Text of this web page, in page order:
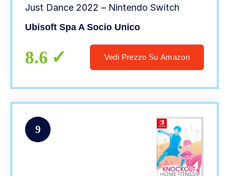
Just Dance 2022 – Nintendo Switch
Ubisoft Spa A Socio Unico
8.6 Vedi Prezzo Su Amazon
9